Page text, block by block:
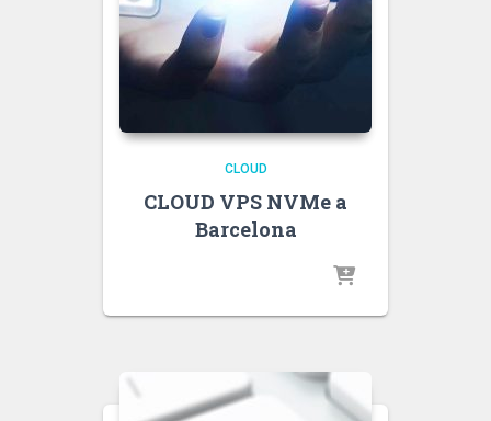
CLOUD
CLOUD VPS NVMe a
Barcelona